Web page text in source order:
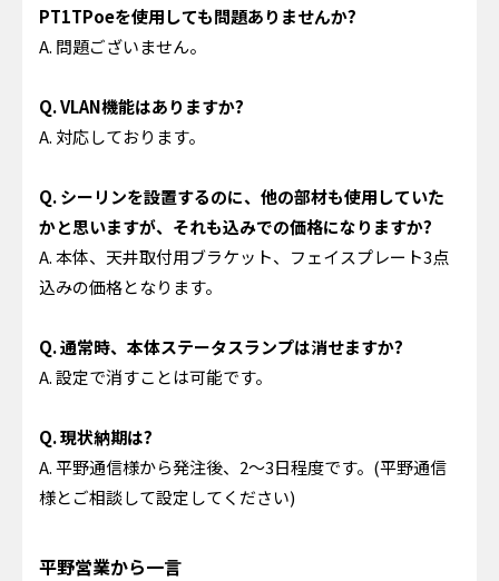
PT1TPoeを使用しても問題ありませんか?
A. 問題ございません。
Q. VLAN機能はありますか?
A. 対応しております。
Q. シーリンを設置するのに、他の部材も使用していた
かと思いますが、それも込みでの価格になりますか?
A. 本体、天井取付用ブラケット、フェイスプレート3点
込みの価格となります。
Q. 通常時、本体ステータスランプは消せますか?
A. 設定で消すことは可能です。
Q. 現状納期は?
A. 平野通信様から発注後、2～3日程度です。(平野通信
様とご相談して設定してください)
平野営業から一言